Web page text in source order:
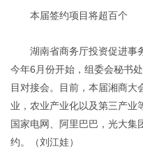
本届签约项目将超百个
湖南省商务厅投资促进事
今年6 月份开始，组委会秘书
目对接会。目前，本届湘商大
业，农业产业化以及第三产业
国家电网、阿里巴巴，光大集
约。（刘江娃）